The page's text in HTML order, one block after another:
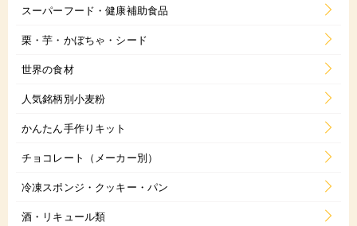
スーパーフード・健康補助食品
栗・芋・かぼちゃ・シード
世界の食材
人気銘柄別小麦粉
かんたん手作りキット
チョコレート（メーカー別）
冷凍スポンジ・クッキー・パン
酒・リキュール類